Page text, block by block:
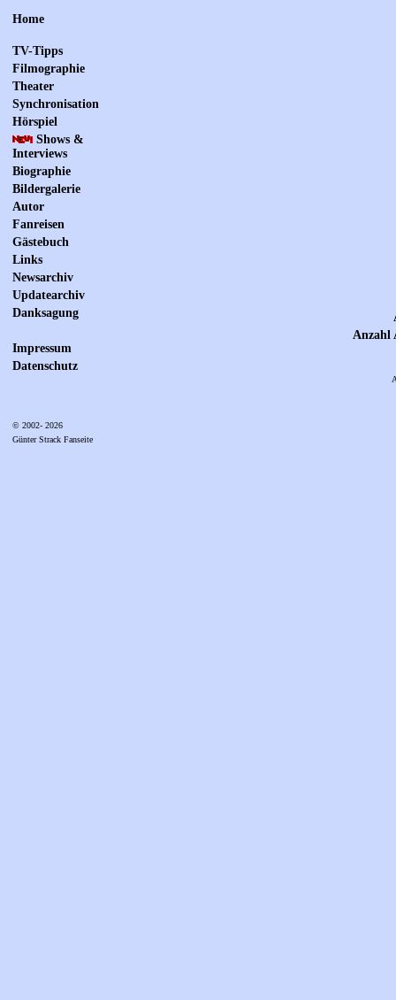
Home
TV-Tipps
Filmographie
Theater
Synchronisation
Hörspiel
Shows &
Interviews
Biographie
Bildergalerie
Autor
Fanreisen
Gästebuch
Links
Newsarchiv
Updatearchiv
Danksagung
Impressum
Datenschutz
© 2002- 2026
Günter Strack Fanseite
Anzahl